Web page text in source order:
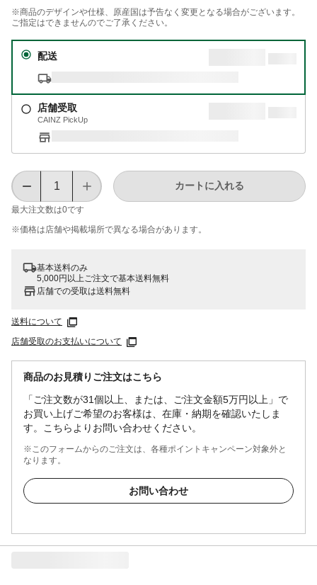
※商品のデザインや仕様、原産国は予告なく変更となる場合がございます。
ご指定はできませんのでご了承ください。
配送
店舗受取
CAINZ PickUp
最大注文数は0です
カートに入れる
※価格は​店舗や​掲載場所で​異なる​場合が​あります。
基本送料のみ
5,000円以上ご注文で基本送料無料
店舗での受取は送料無料
送料について
店舗受取のお支払いについて
商品のお見積りご注文はこちら
「ご注文数が31個以上、または、ご注文金額5万円以上」で
お買い上げご希望のお客様は、在庫・納期を確認いたしま
す。こちらよりお問い合わせください。
※このフォームからのご注文は、各種ポイントキャンペーン対象外と
なります。
お問い合わせ